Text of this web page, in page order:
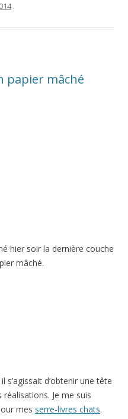
.
papier mâché
hier soir la dernière couche
mâché.
il s’agissait d’obtenir une tête
Je me suis
mes serre-livres chats.